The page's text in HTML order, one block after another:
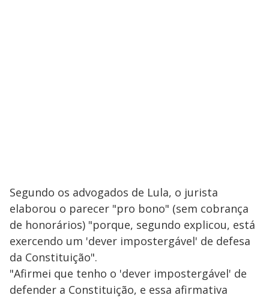
Segundo os advogados de Lula, o jurista
elaborou o parecer "pro bono" (sem cobrança
de honorários) "porque, segundo explicou, está
exercendo um 'dever impostergável' de defesa
da Constituição".
"Afirmei que tenho o 'dever impostergável' de
defender a Constituição, e essa afirmativa